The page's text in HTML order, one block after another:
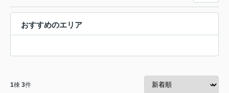
おすすめのエリア
1棟 3件